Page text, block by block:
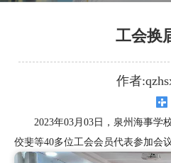
工会换
作者
2023年03月03日，泉州海事学
佼斐等40多位工会会员代表参加会议